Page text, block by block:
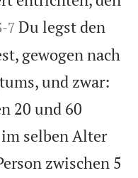
-7 Du legst den
gewogen nach
und zwar:
20 und 60
selben Alter
zwischen 5